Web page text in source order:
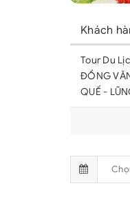
Khách
Tour Du
ĐỒNG
QUẾ -